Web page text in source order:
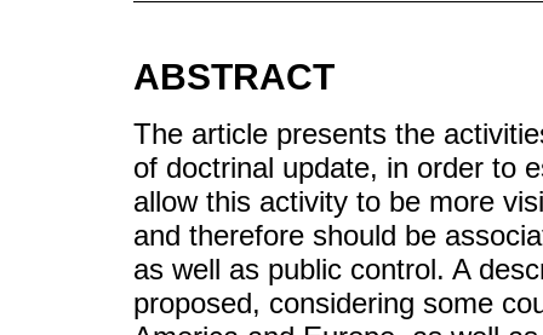
ABSTRACT
The article presents the
of doctrinal update, in order to
allow this activity to be more
and therefore should be
as well as public control. A
proposed, considering some